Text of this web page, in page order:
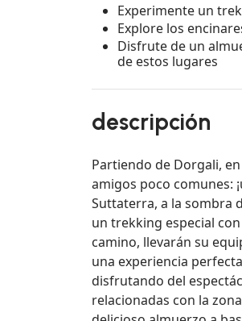
Experimente un
Explore los
Disfrute de un
de estos lugares
descripción
Partiendo de Dorgali,
amigos poco comunes:
Suttaterra, a la sombra
un trekking especial
camino, llevarán su
una experiencia
disfrutando del
relacionadas con la